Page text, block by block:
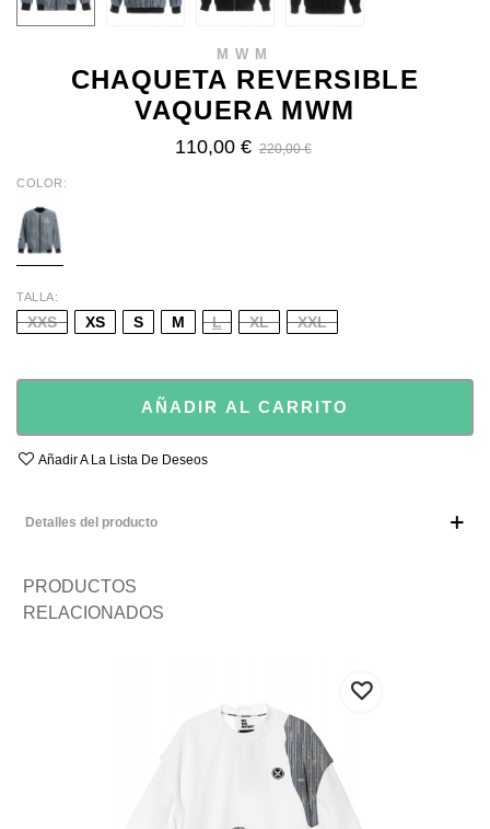
MWM
CHAQUETA REVERSIBLE
VAQUERA MWM
110,00 € 220,00 €
COLOR
DENIM
TALLA
XXS XS S M L XL XXL
AÑADIR AL CARRITO
Añadir A La Lista De Deseos
Detalles del producto
PRODUCTOS
RELACIONADOS